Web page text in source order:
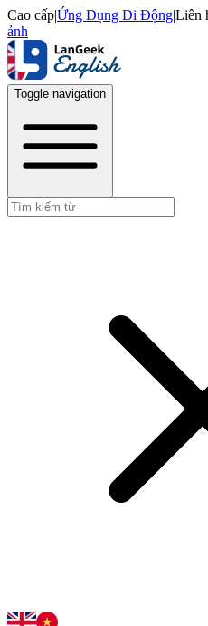
Cao cấp|Ứng Dụng Di Động|Liên
ảnh
Toggle navigation